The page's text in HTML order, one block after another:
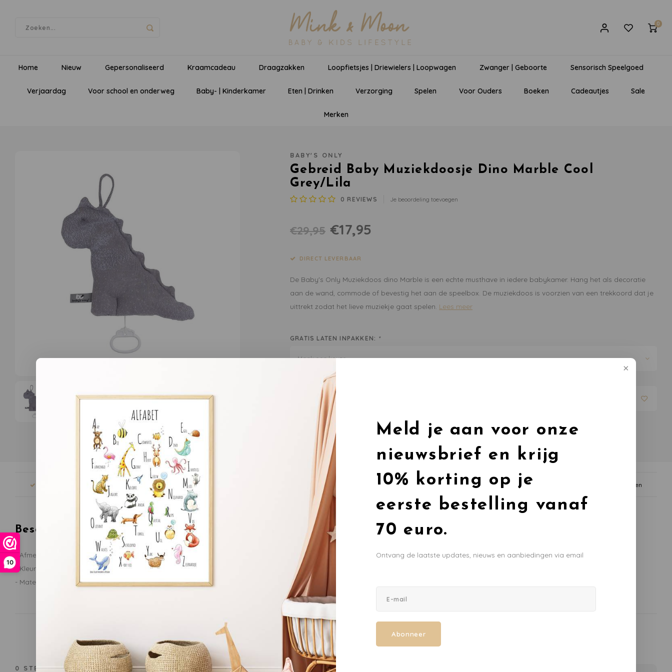
Meld je aan voor onze
nieuwsbrief en krijg
10% korting op je
eerste bestelling vanaf
70 euro.
Ontvang de laatste updates, nieuws en aanbiedingen via email
Abonneer
10
0
Home Nieuw Gepersonaliseerd Kraamcadeau Draagzakken Loopfietsjes | Driewielers | Loopwagen Zwanger | Geboorte Sensorisch Speelgoed
Verjaardag Voor school en onderweg Baby- | Kinderkamer Eten | Drinken Verzorging Spelen Voor Ouders Boeken Cadeautjes Sale
Merken
BABY'S ONLY
Gebreid Baby Muziekdoosje Dino Marble Cool
Grey/Lila
0 REVIEWS Je beoordeling toevoegen
€29,95 €17,95
DIRECT LEVERBAAR
De Baby's Only Muziekdoos dino Marble is een echte musthave in iedere babykamer. Hang het als decoratie
aan de wand, commode of bevestig het aan de speelbox. De muziekdoos is voorzien van een trekkoord dat je
uittrekt zodat het lieve muziekje gaat spelen. Lees meer
GRATIS LATEN INPAKKEN: *
Maak een keuze...
DEEL DIT PRODUCT:
Gratis verzending (NL) vanaf €75,- Niet goed, geld terug Gratis afhalen in Linschoten
Beschrijving
- Afmeting: 26 x 25 cm
- Kleur: Cool Grey
- Materiaal: 50% katoen, 50% acryl
0 STERREN OP BASIS VAN0BEOORDELINGEN